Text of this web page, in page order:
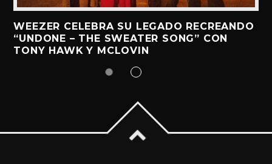
WEEZER CELEBRA SU LEGADO RECREANDO
“UNDONE – THE SWEATER SONG” CON
TONY HAWK Y MCLOVIN